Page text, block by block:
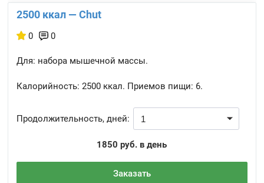
2500 ккал — Chut
0 0
Для: набора мышечной массы.
Калорийность: 2500 ккал. Приемов пищи: 6.
Продолжительность, дней:
1850 руб. в день
Заказать